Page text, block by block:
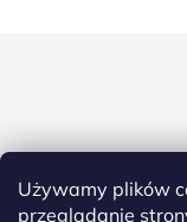
Używamy plików
przeglądanie